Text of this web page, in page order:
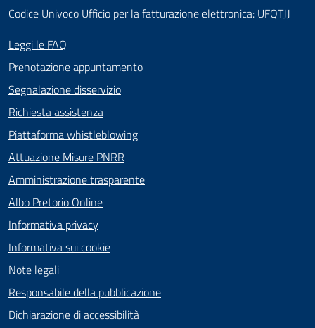
Codice Univoco Ufficio per la fatturazione elettronica: UFQTJJ
Leggi le FAQ
Prenotazione appuntamento
Segnalazione disservizio
Richiesta assistenza
Piattaforma whistleblowing
Attuazione Misure PNRR
Amministrazione trasparente
Albo Pretorio Online
Informativa privacy
Informativa sui cookie
Note legali
Responsabile della pubblicazione
Dichiarazione di accessibilità